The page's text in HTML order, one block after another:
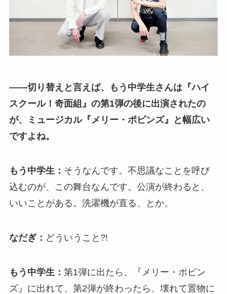
――切り替えと言えば、もう中学生さんは『ハイ
スクール！奇面組』の第1弾の後に出演されたの
が、ミュージカル『メリー・ポピンズ』と幅広い
ですよね。
もう中学生： そうなんです。不思議なことを呼び
込むのが、この舞台なんです。公演が終わると、
いいことがある。洗濯機が直る、とか。
なだぎ： どういうこと?!
もう中学生： 第1弾に出たら、『メリー・ポピン
ズ』に出れて、第2弾が終わったら、壊れて置物に